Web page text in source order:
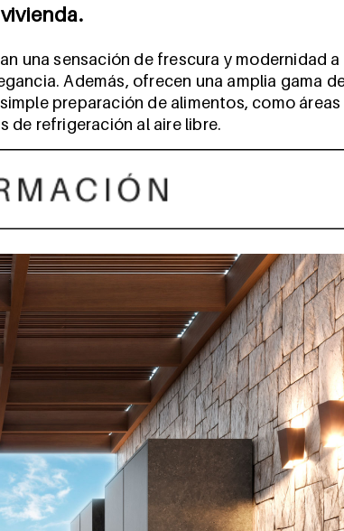
una sensación de frescura y modernidad a
Además, ofrecen una amplia gama
preparación de alimentos, como áreas
de refrigeración al aire libre.